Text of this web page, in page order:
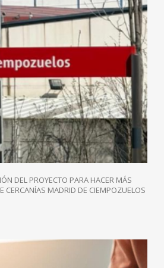
DEL PROYECTO PARA HACER MÁS
CERCANÍAS MADRID DE CIEMPOZUELOS